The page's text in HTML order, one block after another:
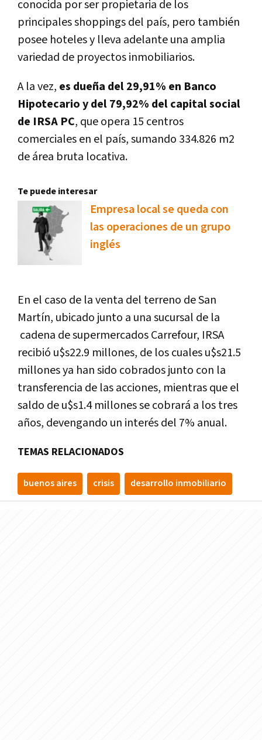
conocida por ser propietaria de los
principales shoppings del país, pero también
posee hoteles y lleva adelante una amplia
variedad de proyectos inmobiliarios.
A la vez, es dueña del 29,91% en Banco
Hipotecario y del 79,92% del capital social
de IRSA PC, que opera 15 centros
comerciales en el país, sumando 334.826 m2
de área bruta locativa.
Te puede interesar
Empresa local se queda con
las operaciones de un grupo
inglés
En el caso de la venta del terreno de San
Martín, ubicado junto a una sucursal de la
cadena de supermercados Carrefour, IRSA
recibió u$s22.9 millones, de los cuales u$s21.5
millones ya han sido cobrados junto con la
transferencia de las acciones, mientras que el
saldo de u$s1.4 millones se cobrará a los tres
años, devengando un interés del 7% anual.
TEMAS RELACIONADOS
buenos aires crisis desarrollo inmobiliario